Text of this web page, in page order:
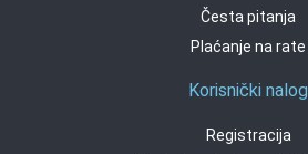
Česta pitanja
Plaćanje na rate
Korisnički nalog
Registracija